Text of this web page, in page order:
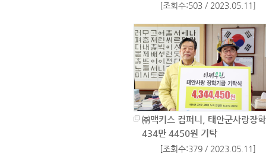
[조회수:503 / 2023.05.11]
㈜맥키스 컴퍼니, 태안군사랑장
434만 4450원 기탁
[조회수:379 / 2023.05.11]